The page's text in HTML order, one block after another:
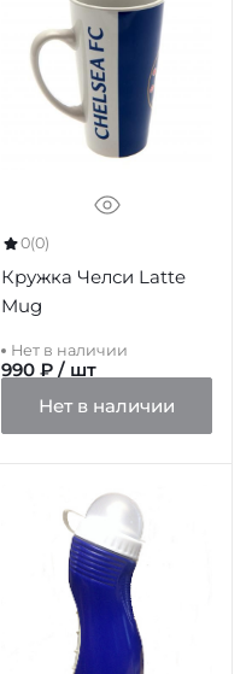
0(0)
Кружка Челси Latte
Mug
Нет в наличии
990 ₽ / шт
Нет в наличии